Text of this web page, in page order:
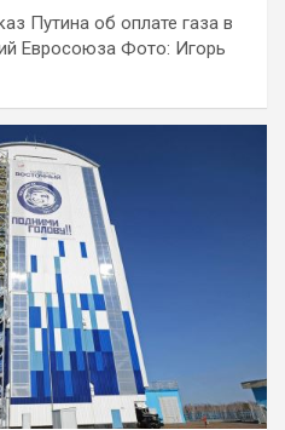
Путина об оплате газа в
Евросоюза Фото: Игорь